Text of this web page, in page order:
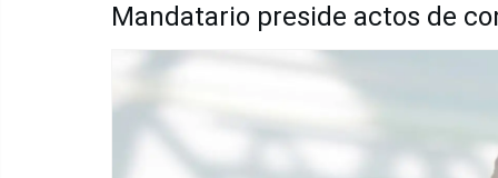
Mandatario preside actos de